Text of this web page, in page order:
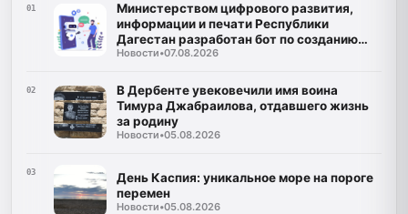
01
Министерством цифрового развития,
информации и печати Республики
Дагестан разработан бот по созданию
корпусов национальных языков народов
Новости•07.08.2026
02
В Дербенте увековечили имя воина
Тимура Джабраилова, отдавшего жизнь
за родину
Новости•05.08.2026
03
День Каспия: уникальное море на пороге
перемен
Новости•05.08.2026